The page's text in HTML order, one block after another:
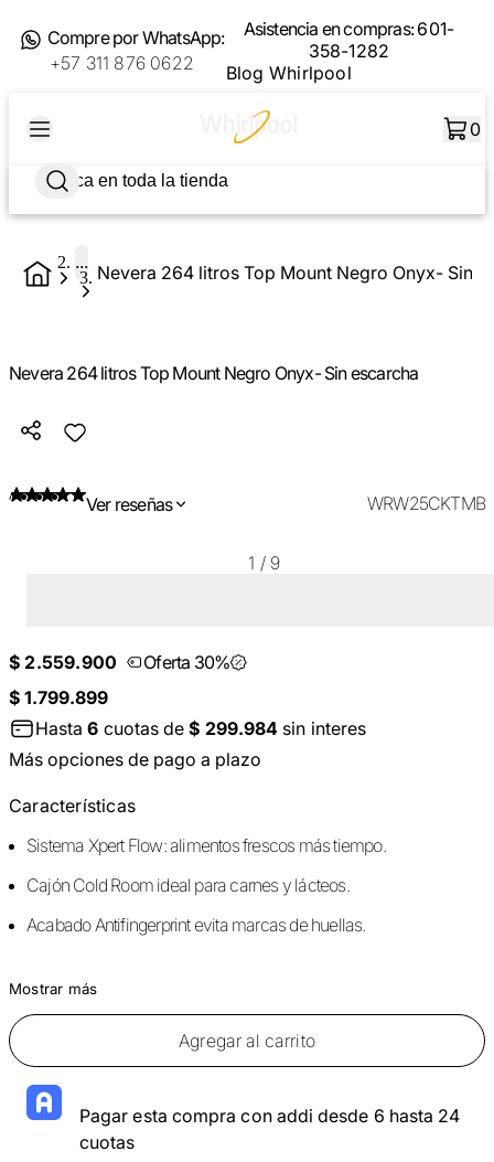
Compre por WhatsApp:
+57 311 876 0622
Asistencia en compras:601-
358-1282
Blog Whirlpool
0
... Nevera 264 litros Top Mount Negro Onyx- Sin
Nevera 264 litros Top Mount Negro Onyx- Sin escarcha
Ver reseñas WRW25CKTMB
1 / 9
$ 2.559.900
Oferta 30%
$ 1.799.899
Hasta6 cuotas de$ 299.984 sin interes
Más opciones de pago a plazo
Características
Sistema Xpert Flow: alimentos frescos más tiempo.
Cajón Cold Room ideal para carnes y lácteos.
Acabado Antifingerprint evita marcas de huellas.
Mostrar más
Agregar al carrito
Pagar esta compra con addi desde 6 hasta 24
cuotas